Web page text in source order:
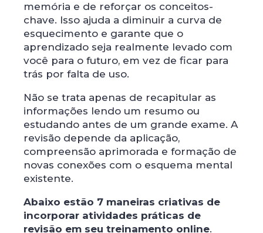
memória e de reforçar os conceitos-
chave. Isso ajuda a diminuir a curva de
esquecimento e garante que o
aprendizado seja realmente levado com
você para o futuro, em vez de ficar para
trás por falta de uso.
Não se trata apenas de recapitular as
informações lendo um resumo ou
estudando antes de um grande exame. A
revisão depende da aplicação,
compreensão aprimorada e formação de
novas conexões com o esquema mental
existente.
Abaixo estão 7 maneiras criativas de
incorporar atividades práticas de
revisão em seu treinamento online.